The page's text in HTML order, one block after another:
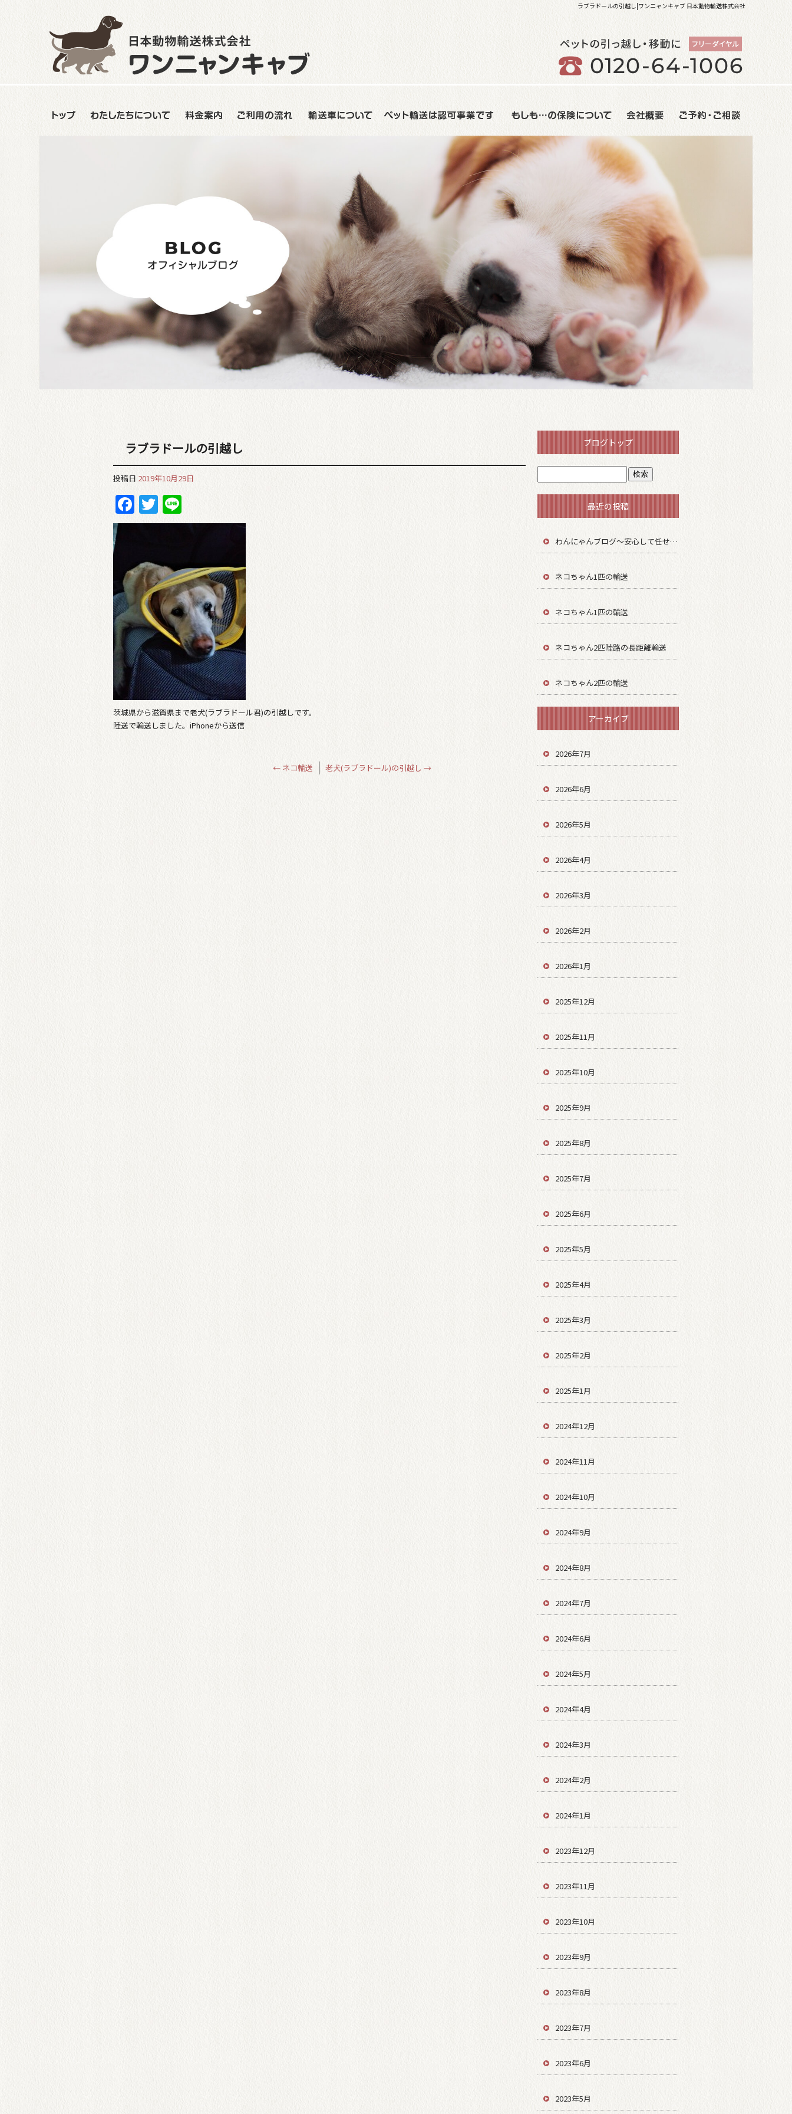
ラブラドールの引越し|ワンニャンキャブ 日本動物輸送株式会社
ラブラドールの引越し
投稿日 2019年10月29日
Facebook
Twitter
茨城県から滋賀県まで老犬(ラブラドール君)の引越しです。
陸送で輸送しました。iPhoneから送信
← ネコ輸送 老犬(ラブラドール)の引越し →
ブログトップ
最近の投稿
わんにゃんブログ～安心して任せてもらう～
ネコちゃん1匹の輸送
ネコちゃん1匹の輸送
ネコちゃん2匹陸路の長距離輸送
ネコちゃん2匹の輸送
アーカイブ
2026年7月
2026年6月
2026年5月
2026年4月
2026年3月
2026年2月
2026年1月
2025年12月
2025年11月
2025年10月
2025年9月
2025年8月
2025年7月
2025年6月
2025年5月
2025年4月
2025年3月
2025年2月
2025年1月
2024年12月
2024年11月
2024年10月
2024年9月
2024年8月
2024年7月
2024年6月
2024年5月
2024年4月
2024年3月
2024年2月
2024年1月
2023年12月
2023年11月
2023年10月
2023年9月
2023年8月
2023年7月
2023年6月
2023年5月